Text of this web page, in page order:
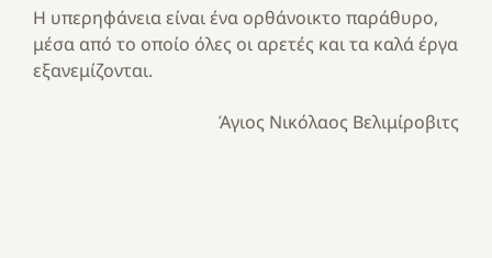
Η υπερηφάνεια είναι ένα ορθάνοικτο παράθυρο,
μέσα από το οποίο όλες οι αρετές και τα καλά έργα
εξανεμίζονται.
Άγιος Νικόλαος Βελιμίροβιτς